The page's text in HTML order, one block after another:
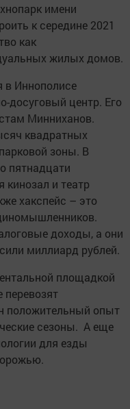
имени
к середине 2021
как
жилых домов.
Иннополисе
досуговый центр. Его
Минниханов.
квадратных
зоны. В
пятнадцати
кинозал и театр
хакспейс – это
доходы, а они
миллиард рублей.
площадкой
перевозят
положительный опыт
сезоны. А еще
для езды